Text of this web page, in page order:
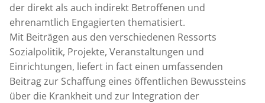
der direkt als auch indirekt Betroffenen und
ehrenamtlich Engagierten thematisiert.
Mit Beiträgen aus den verschiedenen Ressorts
Sozialpolitik, Projekte, Veranstaltungen und
Einrichtungen, liefert in fact einen umfassenden
Beitrag zur Schaffung eines öffentlichen Bewussteins
über die Krankheit und zur Integration der